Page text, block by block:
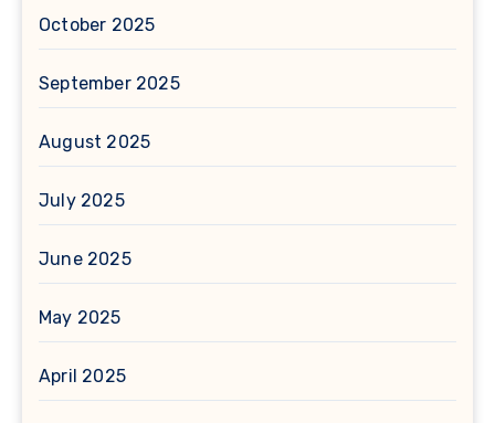
October 2025
September 2025
August 2025
July 2025
June 2025
May 2025
April 2025